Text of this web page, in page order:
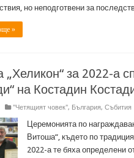
но неподготвени за
»
„Хеликон“ за 2022-а
на Костадин
"Четящият човек", България, Събития
Церемонията по
Витоша“, където по
2022-а те бяха определени